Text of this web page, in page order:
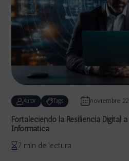
Autor Tags noviembre
Fortaleciendo la Resiliencia Digital
Informática
7 min de lectura